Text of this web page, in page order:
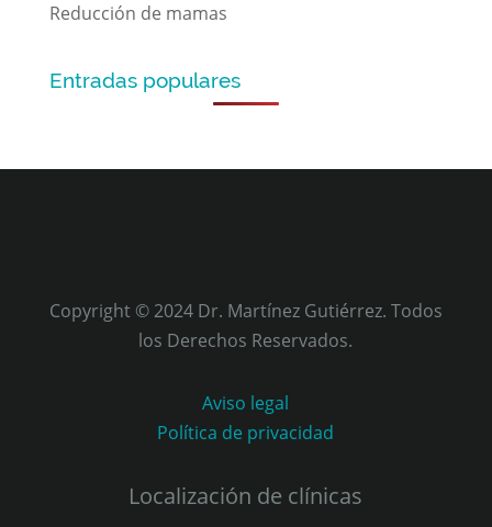
Reducción de mamas
Entradas populares
Copyright © 2024 Dr. Martínez Gutiérrez. Todos
los Derechos Reservados.
Aviso legal
Política de privacidad
Localización de clínicas